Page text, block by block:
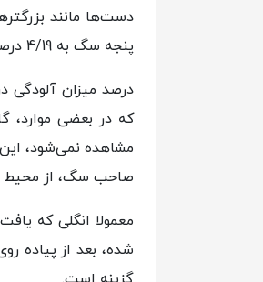
دست‌ها مانند
پنجه سگ به 4/19 درصد و کف کفش صاحب 11/4 درصد به تخم انگل توسوکارا آلوده است.
درصد میزان آلودگی
که در بعضی موارد،
مشاهده نمی‌شود،
صاحب سگ، از محیط
شده، بعد از پیاده